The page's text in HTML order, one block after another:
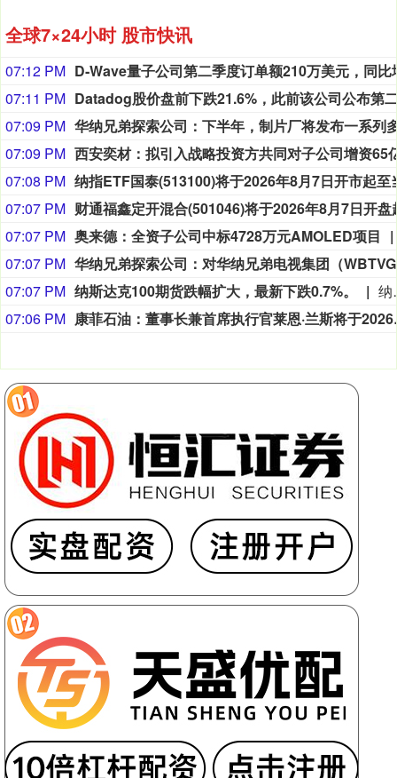
全球7×24小时 股市快讯
07:12 PM
07:11 PM
07:09 PM
07:09 PM
07:08 PM
07:07 PM
07:07 PM 奥来德：全资子公司中标4728万元AMOLED项目
07:07 PM
07:07 PM 纳斯达克100期货跌幅扩大，最新下跌0.7%。
纳斯达
07:06 PM
康菲石油